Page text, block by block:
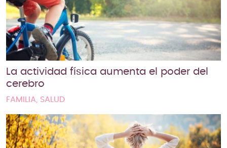
La actividad física aumenta el poder del
cerebro
FAMILIA, SALUD